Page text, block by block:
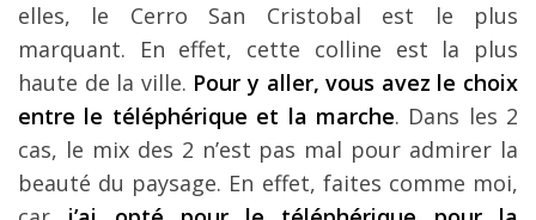
elles, le Cerro San Cristobal est le plus
marquant. En effet, cette colline est la plus
haute de la ville. Pour y aller, vous avez le choix
entre le téléphérique et la marche. Dans les 2
cas, le mix des 2 n’est pas mal pour admirer la
beauté du paysage. En effet, faites comme moi,